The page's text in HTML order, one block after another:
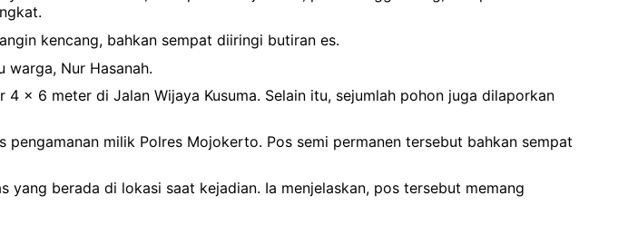
kencang, bahkan sempat diiringi butiran es.
warga, Nur Hasanah.
x 6 meter di Jalan Wijaya Kusuma. Selain itu, sejumlah pohon juga dilaporkan
milik Polres Mojokerto. Pos semi permanen tersebut bahkan sempat
berada di lokasi saat kejadian. Ia menjelaskan, pos tersebut memang